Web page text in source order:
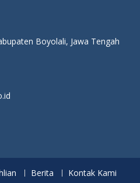
Boyolali, Jawa Tengah
Berita
Kontak Kami